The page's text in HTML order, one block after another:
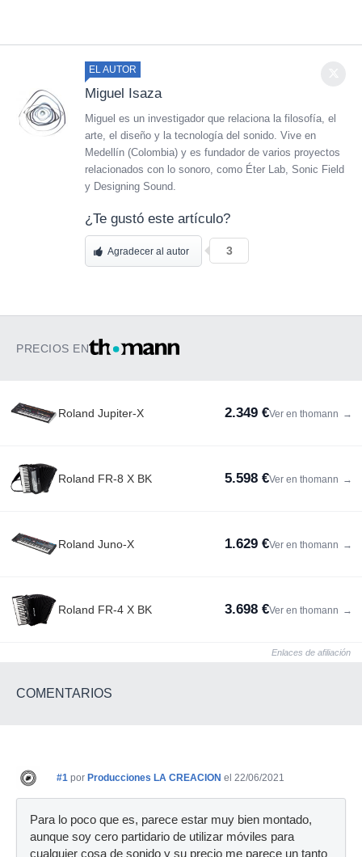
EL AUTOR
Miguel Isaza
Miguel es un investigador que relaciona la filosofía, el
arte, el diseño y la tecnología del sonido. Vive en
Medellín (Colombia) y es fundador de varios proyectos
relacionados con lo sonoro, como Éter Lab, Sonic Field
y Designing Sound.
¿Te gustó este artículo?
Agradecer al autor 3
PRECIOS EN
Roland Jupiter-X 2.349 €Ver en thomann →
Roland FR-8 X BK 5.598 €Ver en thomann →
Roland Juno-X 1.629 €Ver en thomann →
Roland FR-4 X BK 3.698 €Ver en thomann →
Enlaces de afiliación
COMENTARIOS
#1 por Producciones LA CREACION el 22/06/2021
Para lo poco que es, parece estar muy bien montado,
aunque soy cero partidario de utilizar móviles para
cualquier cosa de sonido y su precio me parece un tanto